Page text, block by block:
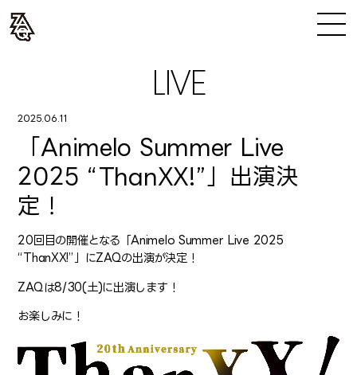
LIVE
2025.06.11
「Animelo Summer Live
2025 “ThanXX!”」出演決
定！
20回目の開催となる「Animelo Summer Live 2025
“ThanXX!”」にZAQの出演が決定！
ZAQは8/30(土)に出演します！
お楽しみに！